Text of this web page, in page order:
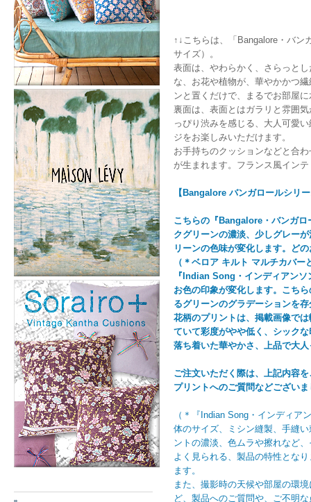
↑↓こちらは、「Bangalore・バ
サイズ）。
表面は、やわらかく、さらっと
な、お花や植物が、華やかかつ
ンと置くだけで、まるでお部屋
裏面は、表面とはガラリと雰囲
っぴり渋みを感じる、大人可愛
ジをお楽しみいただけます。
お手持ちのクッションなどと合
が生まれます。フランス風イン
【Bangalore バンガロールシリ
こちらの『Bangalore・バンガ
クグリーンの濃淡、少しグレー
リーンの色味が変化します。ど
（＊ベロア キルト マルチカバ
『Indian Song・インディアン
お色の印象が変化します。こち
るグリーンのグラデーションを
花柄のプリントは、掲載画像で
ていて彩度がやや低く、シック
落ち着いた華やかさ、上品で大
ご注文いただく際は、上記内容
プリントへのご質問などござい
（＊『Indian Song・インディ
体のサイズ、ミシン縫製、手縫
ントの濃淡、色ムラや擦れなど
よく見られる、製品の特性とな
ます。
また、撮影時の天候や部屋の環
ど、製品へのご質問や、ご不明